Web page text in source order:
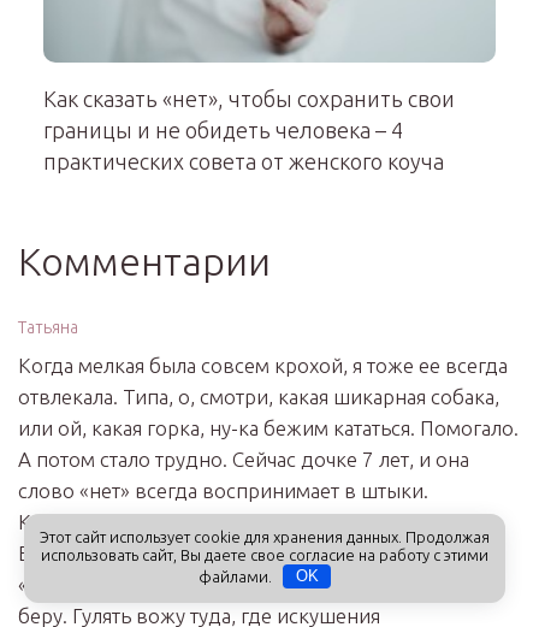
Как сказать «нет», чтобы сохранить свои
границы и не обидеть человека – 4
практических совета от женского коуча
Комментарии
Татьяна
Когда мелкая была совсем крохой, я тоже ее всегда
отвлекала. Типа, о, смотри, какая шикарная собака,
или ой, какая горка, ну-ка бежим кататься. Помогало.
А потом стало трудно. Сейчас дочке 7 лет, и она
слово «нет» всегда воспринимает в штыки.
Компромисс иногда помогает, но редко.
Единственный вариант – избегать всех
«искушений». В магазин лишний раз ее с собой не
беру. Гулять вожу туда, где искушения
Этот сайт использует cookie для хранения данных. Продолжая
использовать сайт, Вы даете свое согласие на работу с этими
файлами.
OK